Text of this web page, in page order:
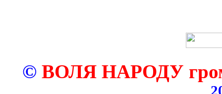
© ВОЛЯ НАРОДУ